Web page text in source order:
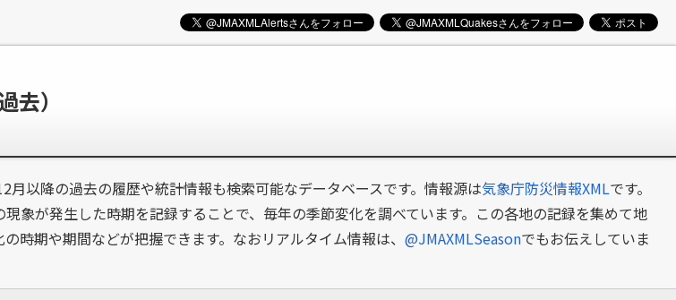
）
以降の過去の履歴や統計情報も検索可能なデータベースです。情報源は気象庁防災情報XMLです。
現象が発生した時期を記録することで、毎年の季節変化を調べています。この各地の記録を集めて地
時期や期間などが把握できます。なおリアルタイム情報は、 @JMAXMLSeasonでもお伝えしていま